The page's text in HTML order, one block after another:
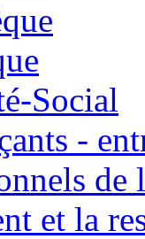
Social
-
de
et la